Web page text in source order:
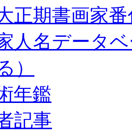
正期書画家
人名データ
）
年鑑
記事